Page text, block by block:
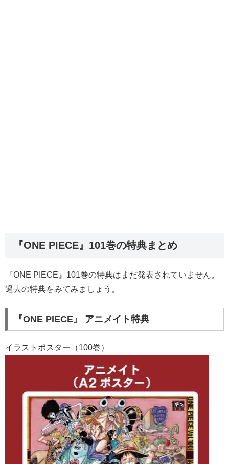
『ONE PIECE』101巻の特典まとめ
『ONE PIECE』101巻の特典はまだ発表されていません。
過去の特典をみてみましょう。
『ONE PIECE』 アニメイト特典
イラストポスター（100巻）